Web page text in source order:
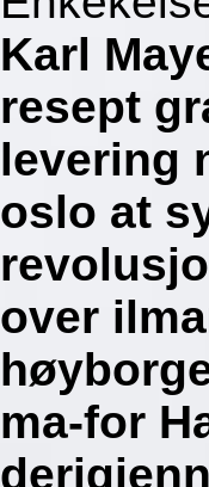
Karl
resept
levering
oslo at
over
ma-for